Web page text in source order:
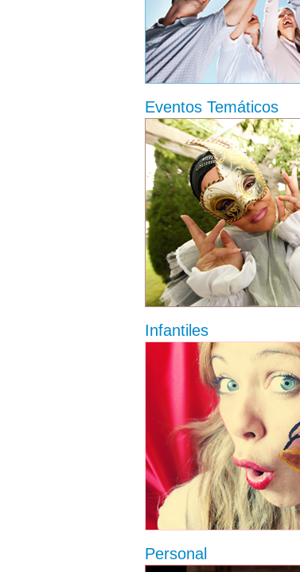
Eventos Temáticos
Infantiles
Personal